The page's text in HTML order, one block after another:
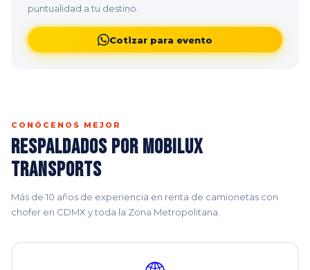
puntualidad a tu destino.
Cotizar para evento
CONÓCENOS MEJOR
Respaldados por Mobilux
Transports
Más de 10 años de experiencia en renta de camionetas con
chofer en CDMX y toda la Zona Metropolitana.